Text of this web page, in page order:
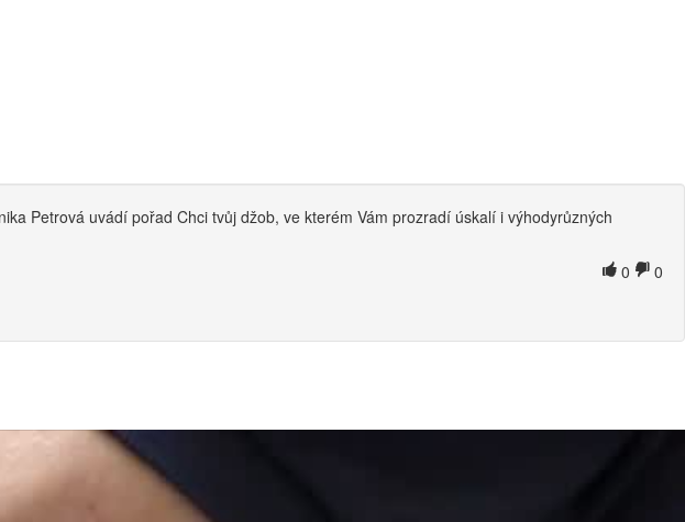
Petrová uvádí pořad Chci tvůj džob, ve kterém Vám prozradí úskalí i výhodyrůzných
0
0